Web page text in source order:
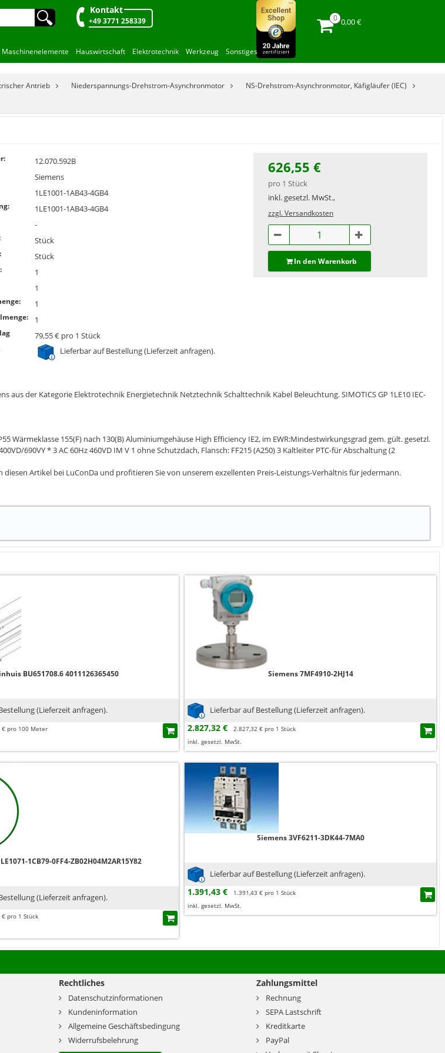
🔍︎ Kontakt
+49 3771 258339 0,00 €
Maschinenelemente Hauswirtschaft Elektrotechnik Werkzeug Sonstiges
Antrieb Niederspannungs-Drehstrom-Asynchronmotor
NS-Drehstrom-Asynchronmotor, Käfigläufer (IEC)
12.070.592B
Siemens
1LE1001-1AB43-4GB4
1LE1001-1AB43-4GB4
-
Stück
Stück
1
1
1
1
79,55 € pro 1 Stück
Lieferbar auf Bestellung (Lieferzeit anfragen).
626,55 €
pro 1 Stück
inkl. gesetzl. MwSt.,
zzgl. Versandkosten
In den Warenkorb
der Kategorie Elektrotechnik Energietechnik Netztechnik Schalttechnik Kabel Beleuchtung. SIMOTICS GP 1LE10 IEC-
Wärmeklasse 155(F) nach 130(B) Aluminiumgehäuse High Efficiency IE2, im EWR:Mindestwirkungsgrad gem. gült. gesetzl.
690VY * 3 AC 60Hz 460VD IM V 1 ohne Schutzdach, Flansch: FF215 (A250) 3 Kaltleiter PTC-für Abschaltung (2
diesen Artikel bei LuConDa und profitieren Sie von unserem exzellenten Preis-Leistungs-Verhältnis für jedermann.
BU651708.6 4011126365450
(Lieferzeit anfragen).
€ pro 100 Meter
Siemens 7MF4910-2HJ14
Lieferbar auf Bestellung (Lieferzeit anfragen).
2.827,32 €
2.827,32 € pro 1 Stück
inkl. gesetzl. MwSt.
1CB79-0FF4-ZB02H04M2AR15Y82
(Lieferzeit anfragen).
€ pro 1 Stück
Siemens 3VF6211-3DK44-7MA0
Lieferbar auf Bestellung (Lieferzeit anfragen).
1.391,43 €
1.391,43 € pro 1 Stück
inkl. gesetzl. MwSt.
Rechtliches
Datenschutzinformationen
Kundeninformation
Allgemeine Geschäftsbedingung
Widerrufsbelehrung
Zahlungsmittel
Rechnung
SEPA Lastschrift
Kreditkarte
PayPal